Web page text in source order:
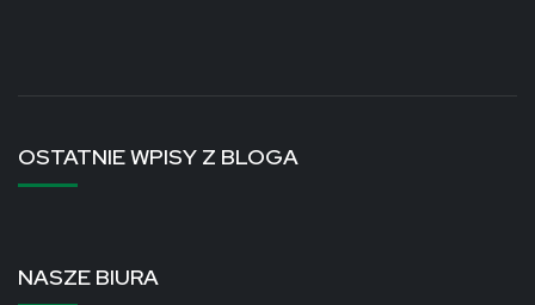
OSTATNIE WPISY Z BLOGA
NASZE BIURA